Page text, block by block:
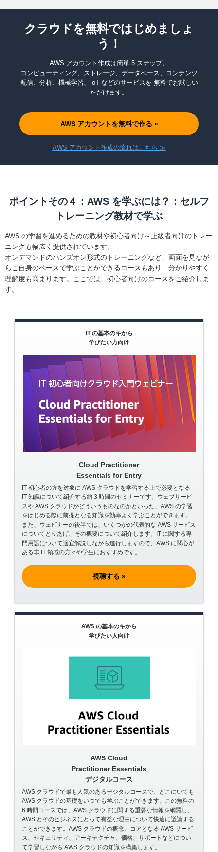
クラウドを無料ではじめましょ
う！
AWS アカウント作成は簡単 5 ステップ。
コンピューティング、ストレージ、データベース、コンテンツ
配信、分析、機械学習、IoT などのサービスを 無料でお試しい
ただけます。
AWS アカウントを無料で作る »
AWS アカウント作成の流れはこちら ≫
ポイントその４：AWS を学ぶには？：セルフ
トレーニング教材で学ぶ
AWS の学習を進めるための教材や初心者向け～上級者向けのトレー
ニングも幅広く提供されています。
オンデマンドのハンズオン形式のトレーニングなど、画面を見なが
らご自身のペースで学ぶことができるコースもあり、分かりやすく
理解度も高まります。ここでは、初心者向けのコースをご紹介しま
す。
IT の基本のキから
学びたい方向け
Cloud Practitioner
Essentials for Entry
IT 初心者の方を対象に AWS クラウドを学習する上で必要となる
IT 知識について紹介する約 3 時間のセミナーです。ウェブサービ
スや AWS クラウドがどういうものなのかといった、AWS の学習
をはじめる際に前提となる知識を効率よく学ぶことができます。
また、ウェビナーの後半では、いくつかの代表的な AWS サービス
についてとりあげ、その概要について紹介します。IT に関する専
門用語について適宜解説しながら進行しますので、AWS に関心が
ある非 IT 領域の方々や学生におすすめです。
視聴する »
AWS の基本のキから
学びたい人向け
AWS Cloud
Practitioner Essentials
デジタルコース
AWS クラウドで最も人気のあるデジタルコースで、どこにいても
AWS クラウドの基礎をいつでも学ぶことができます。この無料の
6 時間コースでは、AWS クラウドに関する重要な情報を網羅し、
AWS とそのビジネスにとって有益な理由について快適に議論する
ことができます。AWS クラウドの概念、コアとなる AWS サービ
ス、セキュリティ、アーキテクチャ、価格、サポートなどについ
て学習しながら AWS クラウドの知識を構築します。